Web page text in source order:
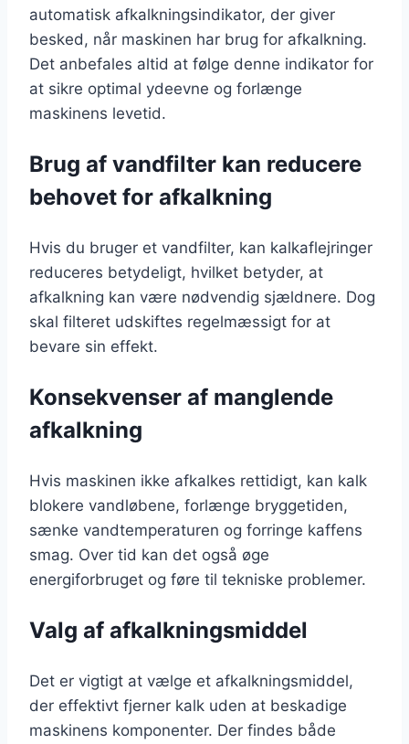
automatisk afkalkningsindikator, der giver
besked, når maskinen har brug for afkalkning.
Det anbefales altid at følge denne indikator for
at sikre optimal ydeevne og forlænge
maskinens levetid.
Brug af vandfilter kan reducere
behovet for afkalkning
Hvis du bruger et vandfilter, kan kalkaflejringer
reduceres betydeligt, hvilket betyder, at
afkalkning kan være nødvendig sjældnere. Dog
skal filteret udskiftes regelmæssigt for at
bevare sin effekt.
Konsekvenser af manglende
afkalkning
Hvis maskinen ikke afkalkes rettidigt, kan kalk
blokere vandløbene, forlænge bryggetiden,
sænke vandtemperaturen og forringe kaffens
smag. Over tid kan det også øge
energiforbruget og føre til tekniske problemer.
Valg af afkalkningsmiddel
Det er vigtigt at vælge et afkalkningsmiddel,
der effektivt fjerner kalk uden at beskadige
maskinens komponenter. Der findes både